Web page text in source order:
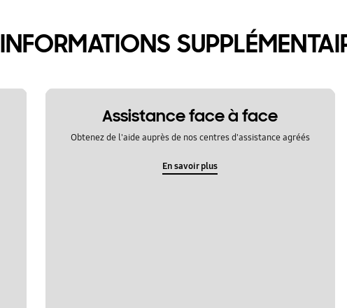
INFORMATIONS
Assistance face à face
Obtenez de l'aide auprès de nos centres d'assistance agréés
En savoir plus